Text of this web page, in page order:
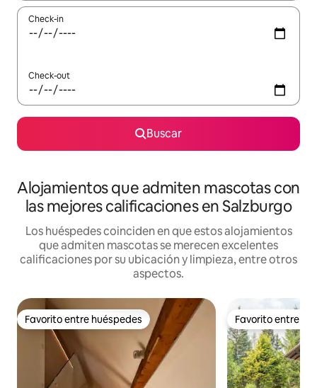
Check-in
Check-out
Buscar
Alojamientos que admiten mascotas con
las mejores calificaciones en Salzburgo
Los huéspedes coinciden en que estos alojamientos
que admiten mascotas se merecen excelentes
calificaciones por su ubicación y limpieza, entre otros
aspectos.
Favorito entre huéspedes
Favorito entre huéspedes Favorito entre
Favorito entre